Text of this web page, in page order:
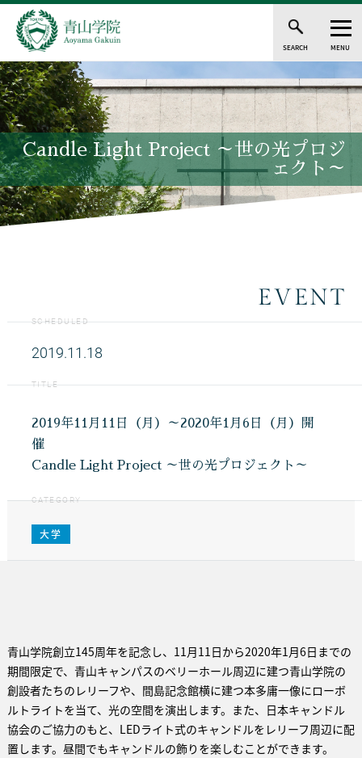
SEARCH MENU
Candle Light Project ～世の光プロジ
ェクト～
EVENT
SCHEDULED
2019.11.18
TITLE
2019年11月11日（月）～2020年1月6日（月）開
催
Candle Light Project ～世の光プロジェクト～
CATEGORY
大学
青山学院創立145周年を記念し、11月11日から2020年1月6日までの
期間限定で、青山キャンパスのベリーホール周辺に建つ青山学院の
創設者たちのレリーフや、間島記念館横に建つ本多庸一像にローボ
ルトライトを当て、光の空間を演出します。また、日本キャンドル
協会のご協力のもと、LEDライト式のキャンドルをレリーフ周辺に配
置します。昼間でもキャンドルの飾りを楽しむことができます。